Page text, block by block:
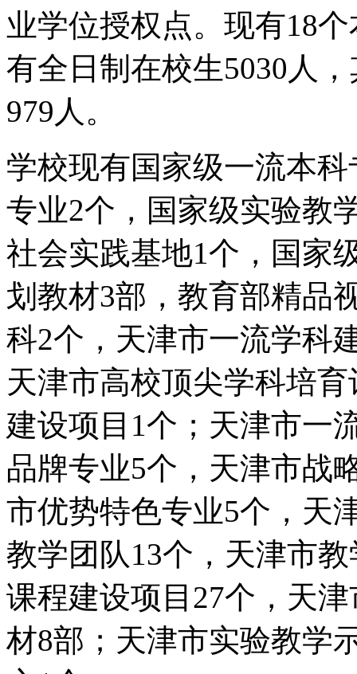
业学位授权点。现有18
有全日制在校生5030人
979人。
学校现有国家级一流本
专业2个，国家级实验教
社会实践基地1个，国家
划教材3部，教育部精品
科2个，天津市一流学科
天津市高校顶尖学科培
建设项目1个；天津市一
品牌专业5个，天津市战
市优势特色专业5个，天
教学团队13个，天津市
课程建设项目27个，天
材8部；天津市实验教学